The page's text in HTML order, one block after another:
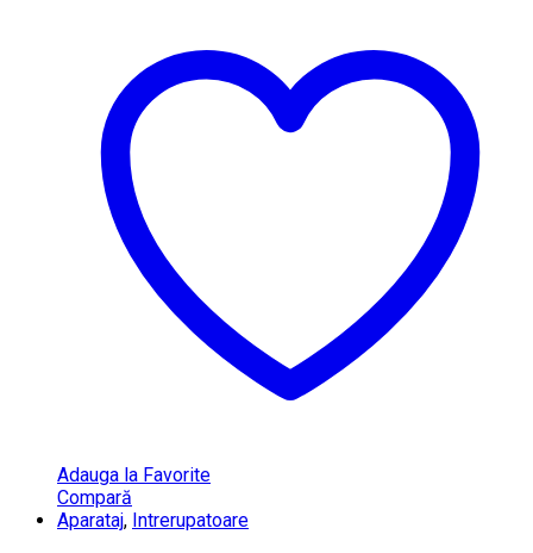
Adauga la Favorite
Compară
Aparataj, Intrerupatoare